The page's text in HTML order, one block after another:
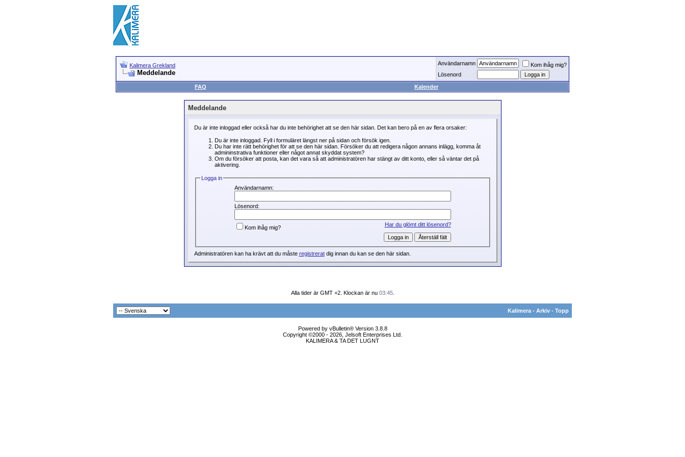
Kalimera Grekland
Meddelande
Användarnamn
Kom ihåg mig?
Lösenord
FAQ
Kalender
Meddelande
Du är inte inloggad eller också har du inte behörighet att se den här sidan. Det kan bero på en av flera orsaker:
Du är inte inloggad. Fyll i formuläret längst ner på sidan och försök igen.
Du har inte rätt behörighet för att se den här sidan. Försöker du att redigera någon annans inlägg, komma åt
admininstrativa funktioner eller något annat skyddat system?
Om du försöker att posta, kan det vara så att administratören har stängt av ditt konto, eller så väntar det på
aktivering.
Logga in
Användarnamn:
Lösenord:
Har du glömt ditt lösenord?
Kom ihåg mig?
Administratören kan ha krävt att du måste registreratdig innan du kan se den här sidan.
Alla tider är GMT +2. Klockan är nu 03:45.
Kalimera - Arkiv - Topp
Powered by vBulletin® Version 3.8.8
Copyright ©2000 - 2026, Jelsoft Enterprises Ltd.
KALIMERA & TA DET LUGNT